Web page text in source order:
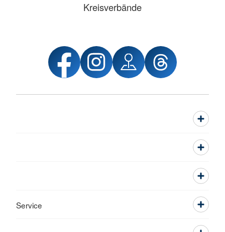
Kreisverbände
Service